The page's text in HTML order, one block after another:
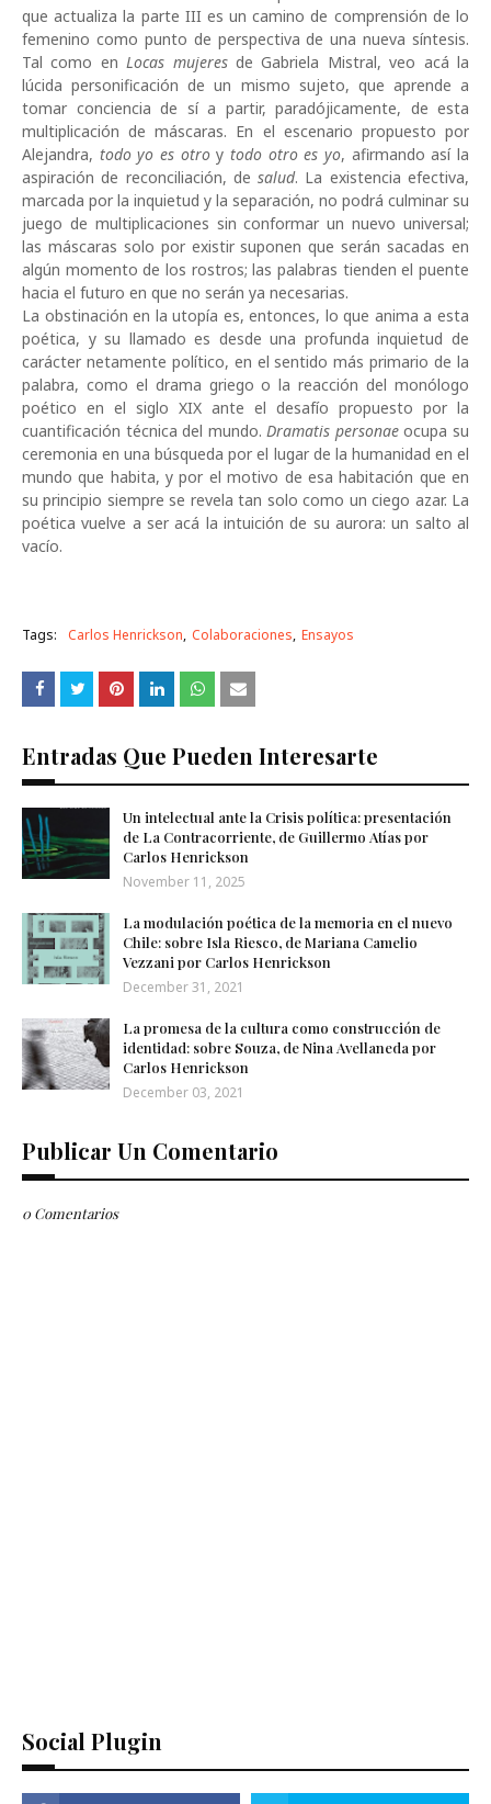
que actualiza la parte III es un camino de comprensión de lo
femenino como punto de perspectiva de una nueva síntesis.
Tal como enLocas mujeresde Gabriela Mistral, veo acá la
lúcida personificación de un mismo sujeto, que aprende a
tomar conciencia de sí a partir, paradójicamente, de esta
multiplicación de máscaras. En el escenario propuesto por
Alejandra, todo yo es otroytodo otro es yo, afirmando así la
aspiración de reconciliación, desalud. La existencia efectiva,
marcada por la inquietud y la separación, no podrá culminar su
juego de multiplicaciones sin conformar un nuevo universal;
las máscaras solo por existir suponen que serán sacadas en
algún momento de los rostros; las palabras tienden el puente
hacia el futuro en que no serán ya necesarias.
La obstinación en la utopía es, entonces, lo que anima a esta
poética, y su llamado es desde una profunda inquietud de
carácter netamente político, en el sentido más primario de la
palabra, como el drama griego o la reacción del monólogo
poético en el siglo XIX ante el desafío propuesto por la
cuantificación técnica del mundo.Dramatis personaeocupa su
ceremonia en una búsqueda por el lugar de la humanidad en el
mundo que habita, y por el motivo de esa habitación que en
su principio siempre se revela tan solo como un ciego azar. La
poética vuelve a ser acá la intuición de su aurora: un salto al
vacío.
Tags: Carlos Henrickson Colaboraciones Ensayos
Entradas Que Pueden Interesarte
Un intelectual ante la Crisis política: presentación
de La Contracorriente, de Guillermo Atías por
Carlos Henrickson
November 11, 2025
La modulación poética de la memoria en el nuevo
Chile: sobre Isla Riesco, de Mariana Camelio
Vezzani por Carlos Henrickson
December 31, 2021
La promesa de la cultura como construcción de
identidad: sobre Souza, de Nina Avellaneda por
Carlos Henrickson
December 03, 2021
Publicar Un Comentario
0 Comentarios
Social Plugin